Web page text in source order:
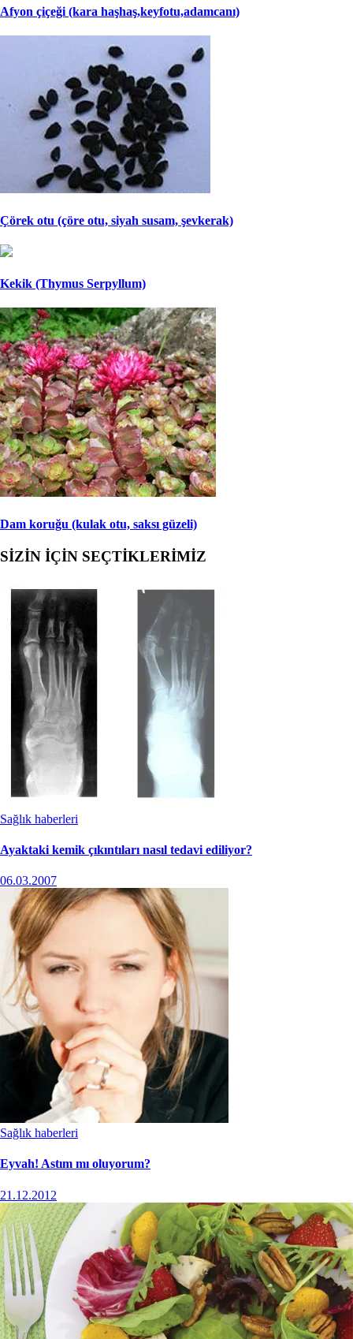
Afyon çiçeği (kara haşhaş,keyfotu,adamcanı)
Çörek otu (çöre otu, siyah susam, şevkerak)
Kekik (Thymus Serpyllum)
Dam koruğu (kulak otu, saksı güzeli)
SİZİN İÇİN SEÇTİKLERİMİZ
Sağlık haberleri
Ayaktaki kemik çıkıntıları nasıl tedavi ediliyor?
06.03.2007
Sağlık haberleri
Eyvah! Astım mı oluyorum?
21.12.2012